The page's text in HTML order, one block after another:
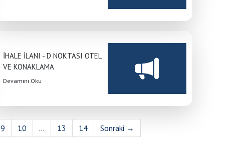
İHALE İLANI - D NOKTASI OTEL
VE KONAKLAMA
Devamını Oku
9 10 ... 13 14 Sonraki →